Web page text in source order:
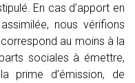
En cas d’apport en
nous vérifions
au moins à la
sociales à émettre,
prime d’émission, de